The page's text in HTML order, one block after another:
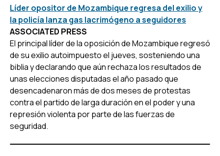
Líder opositor de Mozambique regresa del exilio y
la policía lanza gas lacrimógeno a seguidores
ASSOCIATED PRESS
El principal líder de la oposición de Mozambique regresó
de su exilio autoimpuesto el jueves, sosteniendo una
biblia y declarando que aún rechaza los resultados de
unas elecciones disputadas el año pasado que
desencadenaron más de dos meses de protestas
contra el partido de larga duración en el poder y una
represión violenta por parte de las fuerzas de
seguridad.